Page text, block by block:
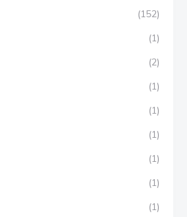
(152)
(1)
(2)
(1)
(1)
(1)
(1)
(1)
(1)